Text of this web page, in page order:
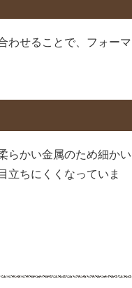
わせることで、フォーマ
らかい金属のため細かい
立ちにくくなっていま